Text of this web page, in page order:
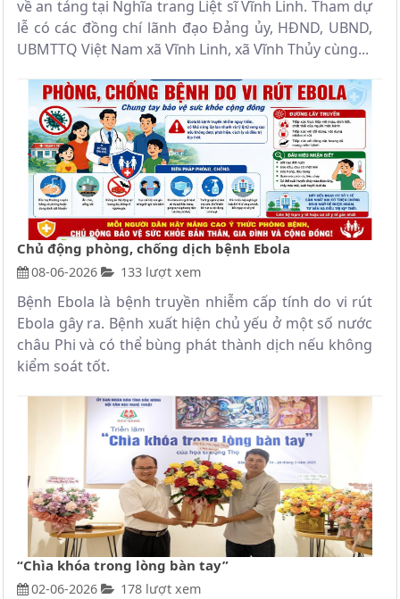
về an táng tại Nghĩa trang Liệt sĩ Vĩnh Linh. Tham dự
lễ có các đồng chí lãnh đạo Đảng ủy, HĐND, UBND,
UBMTTQ Việt Nam xã Vĩnh Linh, xã Vĩnh Thủy cùng...
Chủ động phòng, chống dịch bệnh Ebola
08-06-2026 133 lượt xem
Bệnh Ebola là bệnh truyền nhiễm cấp tính do vi rút
Ebola gây ra. Bệnh xuất hiện chủ yếu ở một số nước
châu Phi và có thể bùng phát thành dịch nếu không
kiểm soát tốt.
“Chìa khóa trong lòng bàn tay”
02-06-2026 178 lượt xem